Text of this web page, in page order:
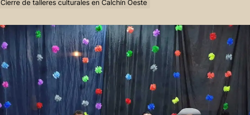
Cierre de talleres culturales en Calchín Oeste